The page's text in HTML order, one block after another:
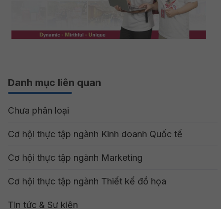
Danh mục liên quan
Chưa phân loại
Cơ hội thực tập ngành Kinh doanh Quốc tế
Cơ hội thực tập ngành Marketing
Cơ hội thực tập ngành Thiết kế đồ họa
Tin tức & Sự kiện